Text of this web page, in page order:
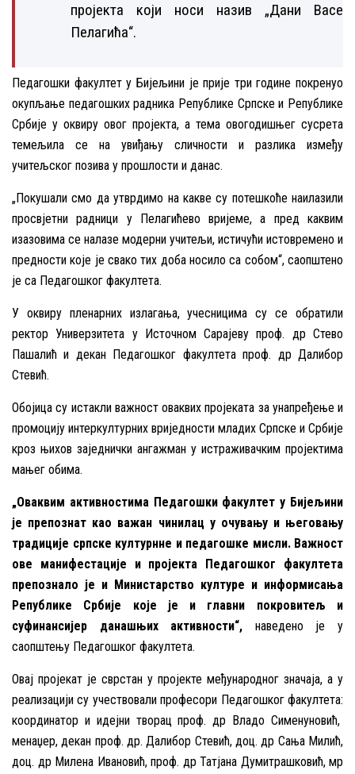
пројекта који носи назив „Дани Васе
Пелагића“.
Педагошки факултет у Бијељини је прије три године покренуо
окупљање педагошких радника Републике Српске и Републике
Србије у оквиру овог пројекта, а тема овогодишњег сусрета
темељила се на увиђању сличности и разлика између
учитељског позива у прошлости и данас.
„Покушали смо да утврдимо на какве су потешкоће наилазили
просвјетни радници у Пелагићево вријеме, а пред каквим
изазовима се налазе модерни учитељи, истичући истовремено и
предности које је свако тих доба носило са собом“, саопштено
је са Педагошког факултета.
У оквиру пленарних излагања, учесницима су се обратили
ректор Универзитета у Источном Сарајеву проф. др Стево
Пашалић и декан Педагошког факултета проф. др Далибор
Стевић.
Обојица су истакли важност оваквих пројеката за унапређење и
промоцију интеркултурних вриједности младих Српске и Србије
кроз њихов заједнички ангажман у истраживачким пројектима
мањег обима.
„Оваквим активностима Педагошки факултет у Бијељини
је препознат као важан чинилац у очувању и његовању
традиције српске културнне и педагошке мисли. Важност
ове манифестације и пројекта Педагошког факултета
препознало је и Министарство културе и информисања
Републике Србије које је и главни покровитељ и
суфинансијер данашњих активности“, наведено је у
саопштењу Педагошког факултета.
Овај пројекат је сврстан у пројекте међународног значаја, а у
реализацији су учествовали професори Педагошког факултета:
координатор и идејни творац проф. др Владо Сименуновић,
менаџер, декан проф. др. Далибор Стевић, доц. др Сања Милић,
доц. др Милена Ивановић, проф. др Татјана Думитрашковић, мр